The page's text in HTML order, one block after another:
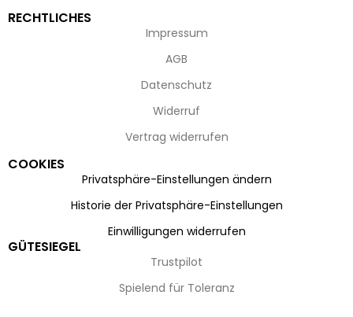
RECHTLICHES
Impressum
AGB
Datenschutz
Widerruf
Vertrag widerrufen
COOKIES
Privatsphäre-Einstellungen ändern
Historie der Privatsphäre-Einstellungen
Einwilligungen widerrufen
GÜTESIEGEL
Trustpilot
Spielend für Toleranz